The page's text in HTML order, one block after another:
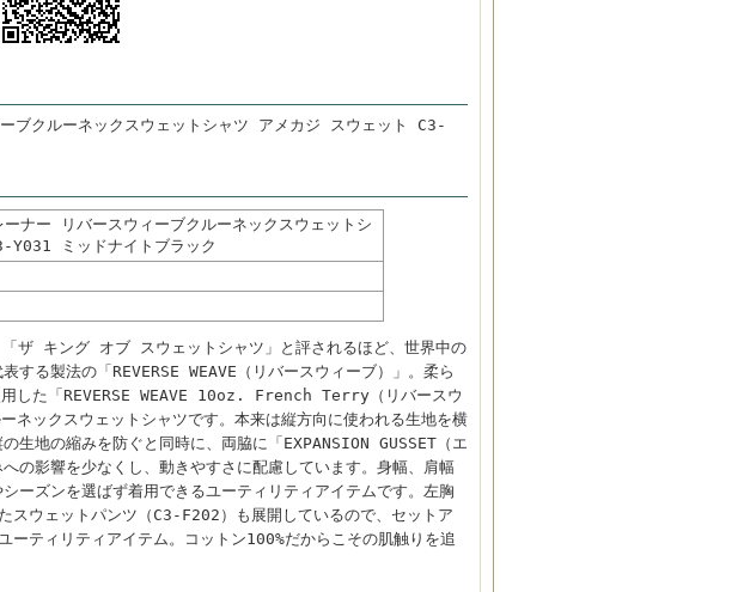
ブクルーネックスウェットシャツ アメカジ スウェット C3-
ナー リバースウィーブクルーネックスウェットシ
ミッドナイトブラック
ザ キング オブ スウェットシャツ」と評されるほど、世界中の
する製法の「REVERSE WEAVE（リバースウィーブ）」。柔ら
用した「REVERSE WEAVE 10oz. French Terry（リバースウ
ネックスウェットシャツです。本来は縦方向に使われる生地を横
生地の縮みを防ぐと同時に、両脇に「EXPANSION GUSSET（エ
の影響を少なくし、動きやすさに配慮しています。身幅、肩幅
ーズンを選ばず着用できるユーティリティアイテムです。左胸
スウェットパンツ（C3-F202）も展開しているので、セットア
ーティリティアイテム。コットン100%だからこその肌触りを追